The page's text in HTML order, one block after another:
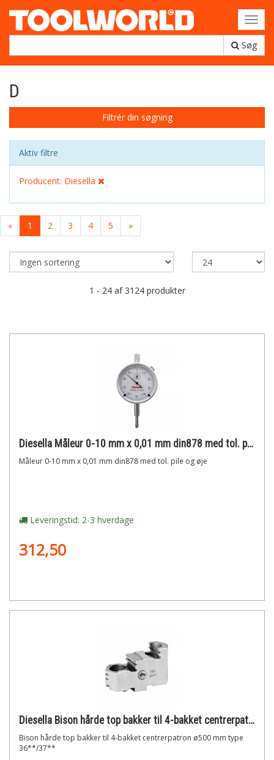
Søg
D
Filtrér din søgning
Aktiv filtre
Producent: Diesella
« 1 2 3 4 5 »
1 - 24 af 3124 produkter
Diesella Måleur 0-10 mm x 0,01 mm din878 med tol. pile og øje
Måleur 0-10 mm x 0,01 mm din878 med tol. pile og øje
Leveringstid: 2-3 hverdage
312,50
Diesella Bison hårde top bakker til 4-bakket centrerpatron ø500 mm type 36**/37**
Bison hårde top bakker til 4-bakket centrerpatron ø500 mm type
36**/37**